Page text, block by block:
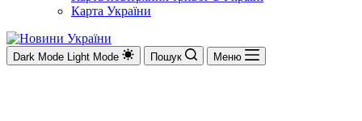
Карта України
Dark Mode Light Mode Пошук Меню